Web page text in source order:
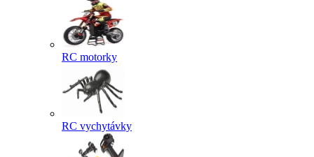
RC motorky
RC vychytávky